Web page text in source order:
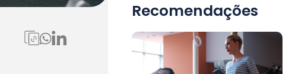
Recomendações